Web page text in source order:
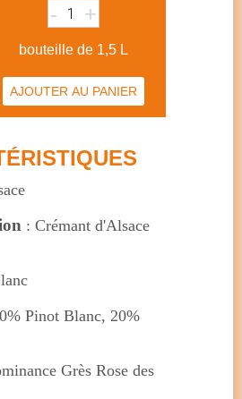
- +
bouteille de 1,5 L
: Crémant d'Alsace
Pinot Blanc, 20%
Grès Rose des